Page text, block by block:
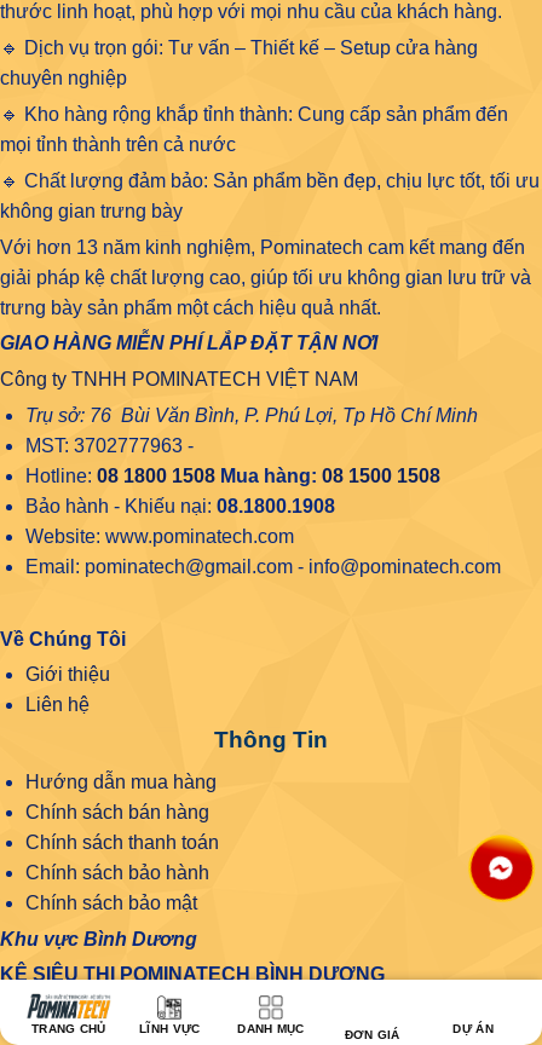
thước linh hoạt, phù hợp với mọi nhu cầu của khách hàng.
🔹 Dịch vụ trọn gói: Tư vấn – Thiết kế – Setup cửa hàng
chuyên nghiệp
🔹 Kho hàng rộng khắp tỉnh thành: Cung cấp sản phẩm đến
mọi tỉnh thành trên cả nước
🔹 Chất lượng đảm bảo: Sản phẩm bền đẹp, chịu lực tốt, tối ưu
không gian trưng bày
Với hơn 13 năm kinh nghiệm, Pominatech cam kết mang đến
giải pháp kệ chất lượng cao, giúp tối ưu không gian lưu trữ và
trưng bày sản phẩm một cách hiệu quả nhất.
GIAO HÀNG MIỄN PHÍ LẮP ĐẶT TẬN NƠI
Công ty TNHH POMINATECH VIỆT NAM
Trụ sở: 76 Bùi Văn Bình, P. Phú Lợi, Tp Hồ Chí Minh
MST: 3702777963 -
Hotline: 08 1800 1508Mua hàng: 08 1500 1508
Bảo hành - Khiếu nại: 08.1800.1908
Website: www.pominatech.com
Email: pominatech@gmail.com - info@pominatech.com
Về Chúng Tôi
Giới thiệu
Liên hệ
Thông Tin
Hướng dẫn mua hàng
Chính sách bán hàng
Chính sách thanh toán
Chính sách bảo hành
Chính sách bảo mật
Khu vực Bình Dương
KỆ SIÊU THỊ POMINATECH BÌNH DƯƠNG
Địa chỉ: 76 Bùi Văn Bình, Phú Lợi, Thủ Dầu Một, Bình
TRANG CHỦ LĨNH VỰC DANH MỤC ĐƠN GIÁ DỰ ÁN